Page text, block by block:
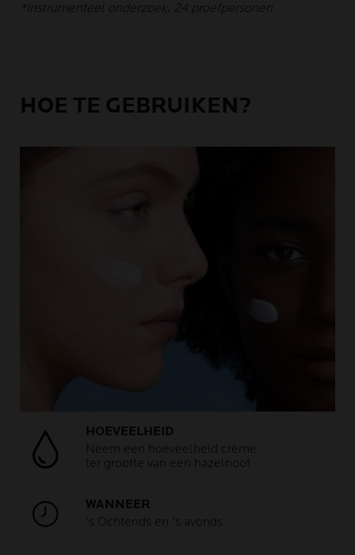
*Instrumenteel onderzoek, 24 proefpersonen
HOE TE GEBRUIKEN?
HOEVEELHEID
Neem een hoeveelheid crème
ter grootte van een hazelnoot
WANNEER
's Ochtends en 's avonds